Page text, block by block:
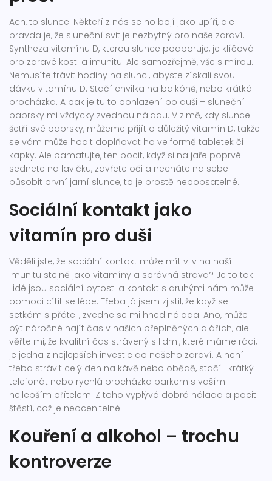
Ach, to slunce! Někteří z nás se ho bojí jako upíři, ale
pravda je, že sluneční svit je nezbytný pro naše zdraví.
Syntheza vitamínu D, kterou slunce podporuje, je klíčová
pro zdravé kosti a imunitu. Ale samozřejmě, vše s mírou.
Nemusíte trávit hodiny na slunci, abyste získali svou
dávku vitamínu D. Stačí chvilka na balkóně, nebo krátká
procházka. A pak je tu to pohlazení po duši – sluneční
paprsky mi vždycky zvednou náladu. V zimě, kdy slunce
šetří své paprsky, můžeme přijít o důležitý vitamín D, takže
se vám může hodit doplňovat ho ve formě tabletek či
kapky. Ale pamatujte, ten pocit, když si na jaře poprvé
sednete na lavičku, zavřete oči a necháte na sebe
působit první jarní slunce, to je prostě nepopsatelné.
Sociální kontakt jako
vitamín pro duši
Věděli jste, že sociální kontakt může mít vliv na naší
imunitu stejně jako vitamíny a správná strava? Je to tak.
Lidé jsou sociální bytosti a kontakt s druhými nám může
pomoci cítit se lépe. Třeba já jsem zjistil, že když se
setkám s přáteli, zvedne se mi hned nálada. Ano, může
být náročné najít čas v našich přeplněných diářích, ale
věřte mi, že kvalitní čas strávený s lidmi, které máme rádi,
je jedna z nejlepších investic do našeho zdraví. A není
třeba strávit celý den na kávě nebo obědě, stačí i krátký
telefonát nebo rychlá procházka parkem s vaším
nejlepším přítelem. Z toho vyplývá dobrá nálada a pocit
štěstí, což je neocenitelné.
Kouření a alkohol – trochu
kontroverze